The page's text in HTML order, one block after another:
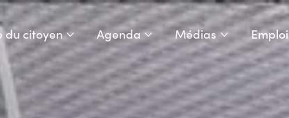
du citoyen Agenda Médias Emploi